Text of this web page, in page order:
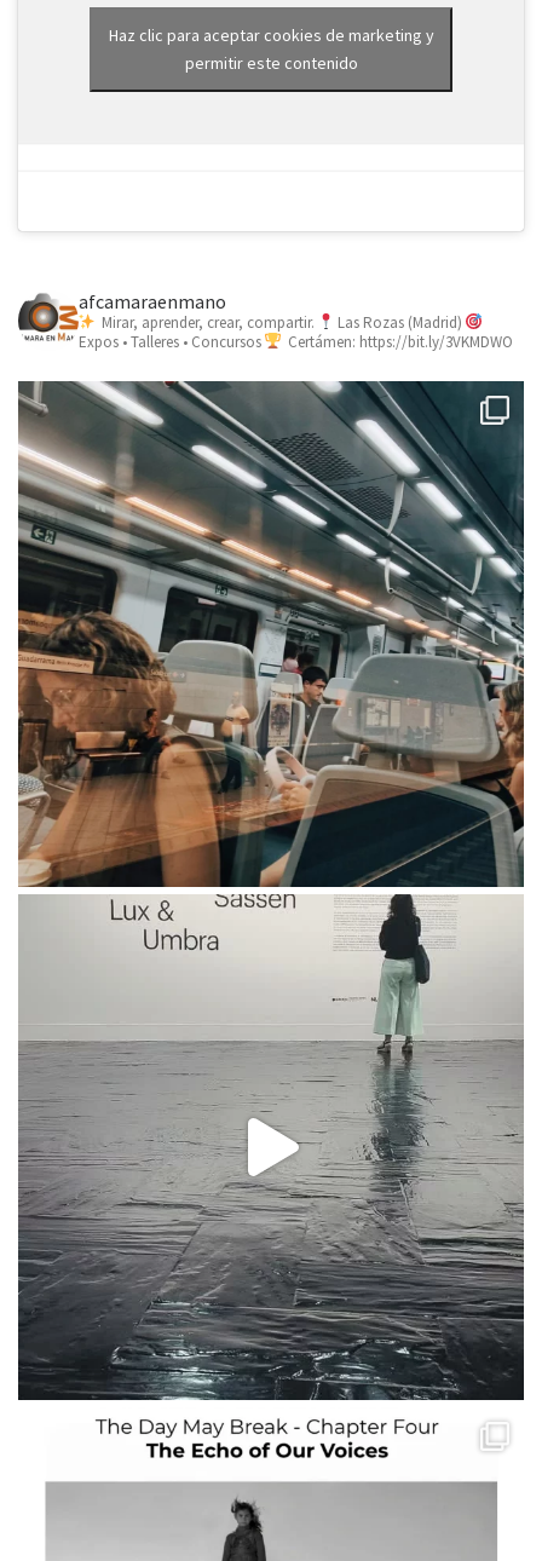
Haz clic para aceptar cookies de marketing y
permitir este contenido
afcamaraenmano
Mirar, aprender, crear, compartir.
Las Rozas (Madrid)
Expos • Talleres • Concursos
Certámen: https://bit.ly/3VKMDWO